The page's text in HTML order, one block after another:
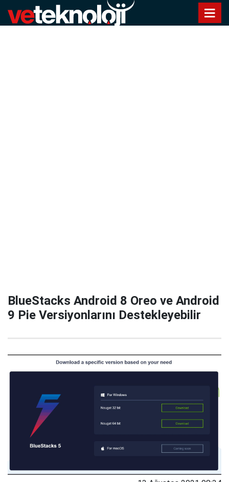
BlueStacks Android 8 Oreo ve Android
9 Pie Versiyonlarını Destekleyebilir